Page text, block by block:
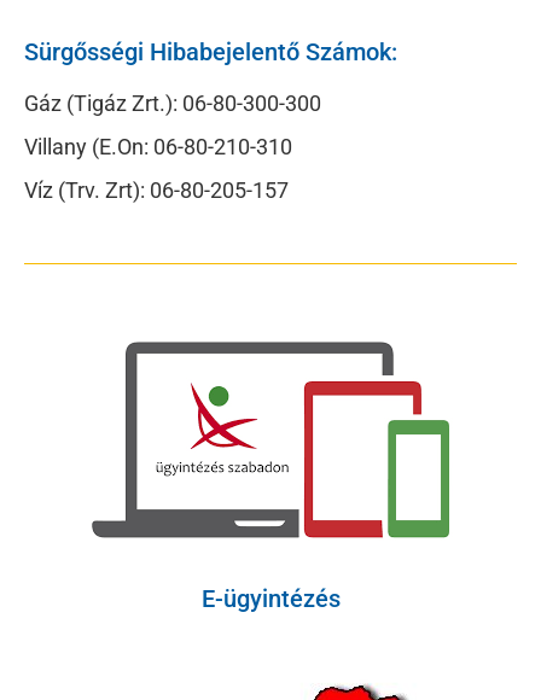
Sürgősségi Hibabejelentő Számok:
Gáz (Tigáz Zrt.): 06-80-300-300
Villany (E.On: 06-80-210-310
Víz (Trv. Zrt): 06-80-205-157
E-ügyintézés